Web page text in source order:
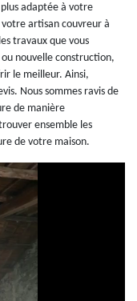
adaptée à votre
artisan couvreur à
travaux que vous
nouvelle construction,
le meilleur. Ainsi,
Nous sommes ravis de
de manière
ensemble les
de votre maison.